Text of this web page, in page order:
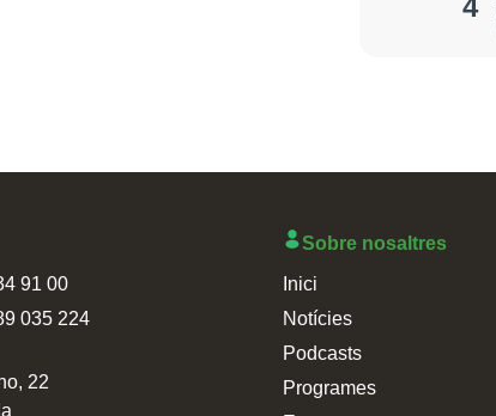
91 00
035 224
22
Sobre nosaltres
Inici
Notícies
Podcasts
Programes